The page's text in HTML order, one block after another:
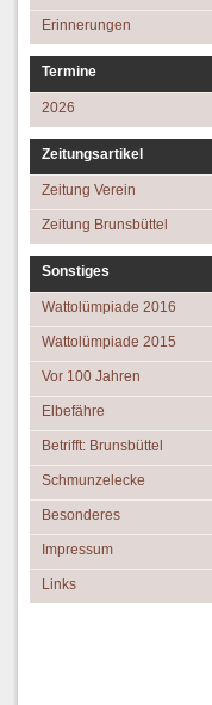
Erinnerungen
Termine
2026
Zeitungsartikel
Zeitung Verein
Zeitung Brunsbüttel
Sonstiges
Wattolümpiade 2016
Wattolümpiade 2015
Vor 100 Jahren
Elbefähre
Betrifft: Brunsbüttel
Schmunzelecke
Besonderes
Impressum
Links